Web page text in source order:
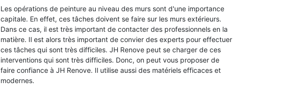
Les opérations de peinture au niveau des murs sont d'une importance
capitale. En effet, ces tâches doivent se faire sur les murs extérieurs.
Dans ce cas, il est très important de contacter des professionnels en la
matière. Il est alors très important de convier des experts pour effectuer
ces tâches qui sont très difficiles. JH Renove peut se charger de ces
interventions qui sont très difficiles. Donc, on peut vous proposer de
faire confiance à JH Renove. Il utilise aussi des matériels efficaces et
modernes.